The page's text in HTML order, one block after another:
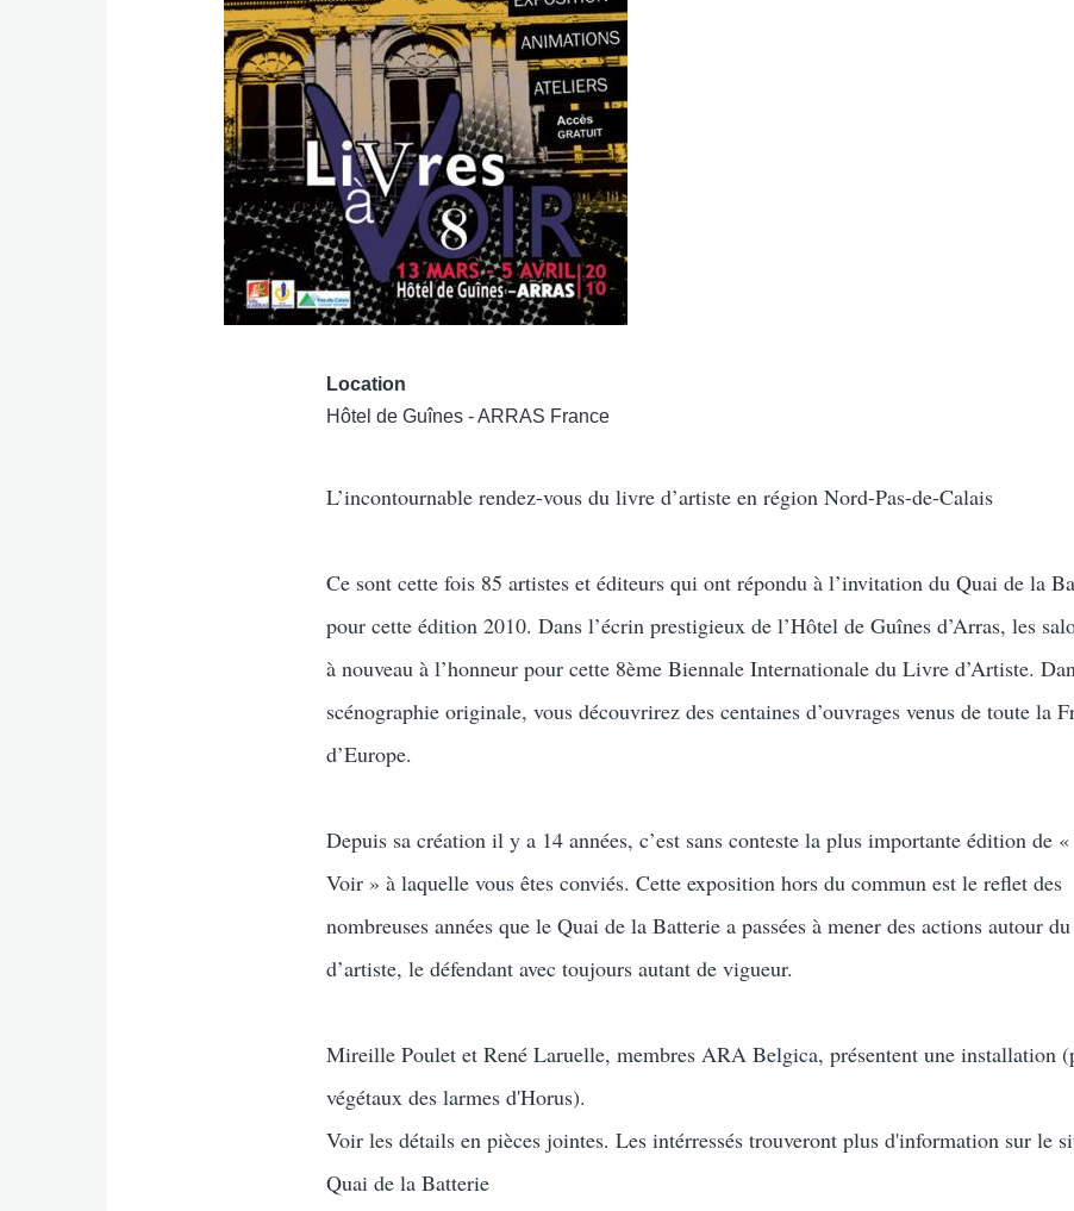
Location
Hôtel de Guînes - ARRAS France
L’incontournable rendez-vous du livre d’artiste en région Nord-Pas-de-Calais
Ce sont cette fois 85 artistes et éditeurs qui ont répondu à l’invitation du Quai de la
pour cette édition 2010. Dans l’écrin prestigieux de l’Hôtel de Guînes d’Arras, les
à nouveau à l’honneur pour cette 8ème Biennale Internationale du Livre d’Artiste.
scénographie originale, vous découvrirez des centaines d’ouvrages venus de toute la
d’Europe.
Depuis sa création il y a 14 années, c’est sans conteste la plus importante édition de
Voir » à laquelle vous êtes conviés. Cette exposition hors du commun est le reflet des
nombreuses années que le Quai de la Batterie a passées à mener des actions autour
d’artiste, le défendant avec toujours autant de vigueur.
Mireille Poulet et René Laruelle, membres ARA Belgica, présentent une installation
végétaux des larmes d'Horus).
Voir les détails en pièces jointes. Les intérressés trouveront plus d'information sur le
Quai de la Batterie